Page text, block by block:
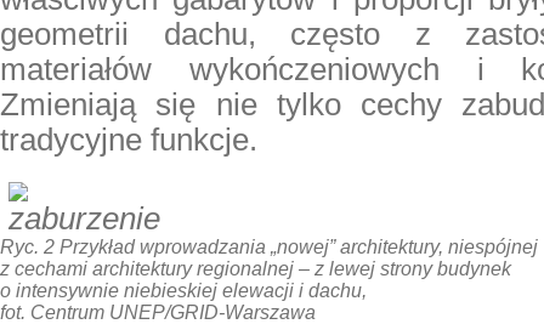
geometrii dachu, często z
materiałów wykończeniowych i
Zmieniają się nie tylko cechy
tradycyjne funkcje.
Ryc. 2 Przykład wprowadzania „nowej” architektury, niespójnej
z cechami architektury regionalnej – z lewej strony budynek
o intensywnie niebieskiej elewacji i dachu,
fot. Centrum UNEP/GRID-Warszawa